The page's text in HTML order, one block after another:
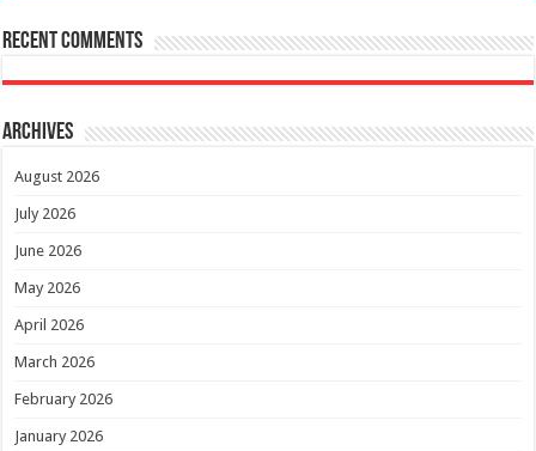
Recent Comments
Archives
August 2026
July 2026
June 2026
May 2026
April 2026
March 2026
February 2026
January 2026